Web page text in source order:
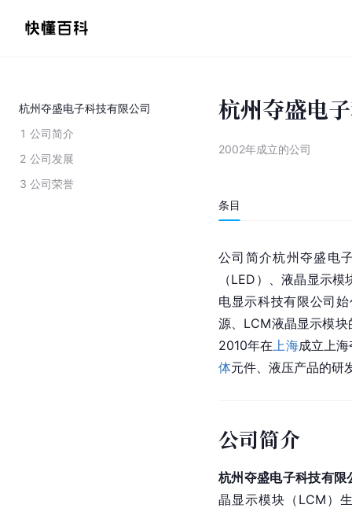
杭州夺盛电子科技有限公司
1 公司简介
2 公司发展
3 公司荣誉
杭州夺盛电
2002年成立的公司
条目
公司简介杭州夺盛电
（LED）、液晶显示
电显示科技有限公司
源、LCM液晶显示模
2010年在 上海成立上
体元件、液压产品的研
公司简介
杭州夺盛电子科技有限
晶显示模块（LCM）